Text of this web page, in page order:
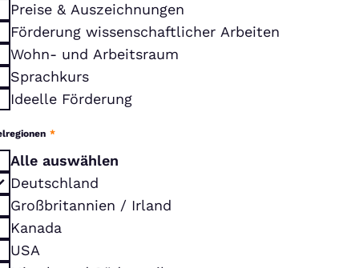
Preise & Auszeichnungen
Förderung wissenschaftlicher Arbeiten
Wohn- und Arbeitsraum
Sprachkurs
Ideelle Förderung
*
Alle auswählen
Deutschland
Großbritannien / Irland
Kanada
USA